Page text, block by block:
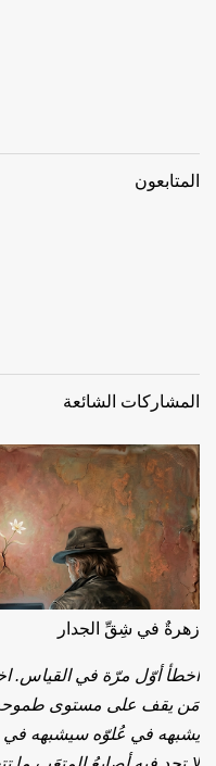
المتابعون
المشاركات الشائعة
زهرةٌ في شِقِّ الجدار
أخطأ أوّل مرّة في القياس.
مَن يقف على مستوى طموحه
يشبهه في عُلوّه سيشبهه في